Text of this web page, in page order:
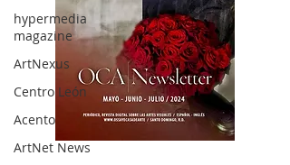
hypermedia
magazine
ArtNexus
Centro León
Acento
ArtNet News
OCA|News 32/ Mayo-Junio-Julio, 2023